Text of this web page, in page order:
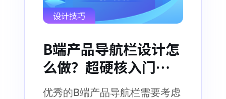
设计技巧
B端产品导航栏设计怎
么做？超硬核入门指
南！
优秀的B端产品导航栏需要考虑